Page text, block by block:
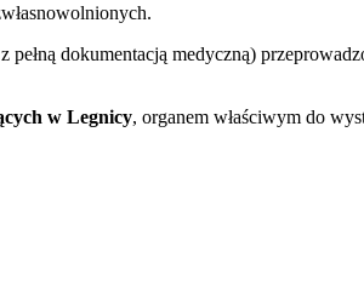
dokumentacją medyczną)
w Legnicy, organem właściwym do